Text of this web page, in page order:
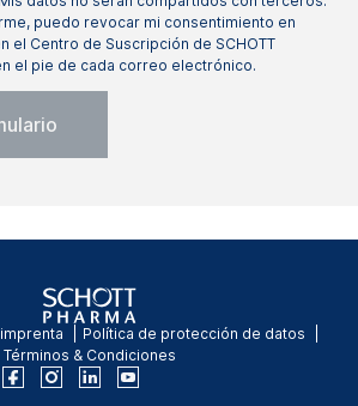
puedo revocar mi consentimiento en
el Centro de Suscripción de SCHOTT
el pie de cada correo electrónico.
Política de protección de datos
Términos & Condiciones